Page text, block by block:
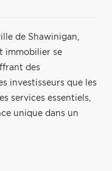
de Shawinigan,
immobilier se
des
investisseurs que les
services essentiels,
unique dans un